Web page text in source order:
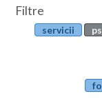
Botosani
Articole
Evenimente
Filtre
servicii